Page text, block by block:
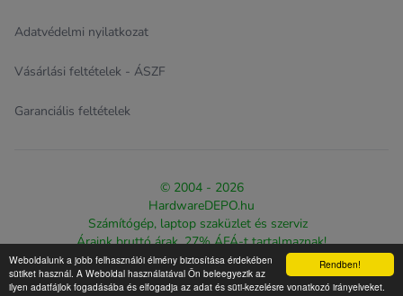
Rendben!
Weboldalunk a jobb felhasználói élmény biztosítása érdekében
sütiket használ. A Weboldal használatával Ön beleegyezik az
ilyen adatfájlok fogadásába és elfogadja az adat és süti-kezelésre vonatkozó irányelveket.
Adatvédelmi nyilatkozat
Vásárlási feltételek - ÁSZF
Garanciális feltételek
© 2004 - 2026
HardwareDEPO.hu
Számítógép, laptop szaküzlet és szerviz
Áraink bruttó árak, 27% ÁFÁ-t tartalmaznak!
Design & eCommerce solution proudly created byThe Web
Warriorz